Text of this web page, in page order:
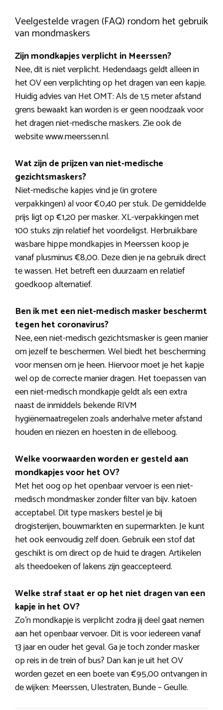
Veelgestelde vragen (FAQ) rondom het gebruik
van mondmaskers
Zijn mondkapjes verplicht in Meerssen?
Nee, dit is niet verplicht. Hedendaags geldt alleen in
het OV een verplichting op het dragen van een kapje.
Huidig advies van Het OMT: Als de 1,5 meter afstand
grens bewaakt kan worden is er geen noodzaak voor
het dragen niet-medische maskers. Zie ook de
website www.meerssen.nl.
Wat zijn de prijzen van niet-medische
gezichtsmaskers?
Niet-medische kapjes vind je (in grotere
verpakkingen) al voor €0,40 per stuk. De gemiddelde
prijs ligt op €1,20 per masker. XL-verpakkingen met
100 stuks zijn relatief het voordeligst. Herbruikbare
wasbare hippe mondkapjes in Meerssen koop je
vanaf plusminus €8,00. Deze dien je na gebruik direct
te wassen. Het betreft een duurzaam en relatief
goedkoop alternatief.
Ben ik met een niet-medisch masker beschermt
tegen het coronavirus?
Nee, een niet-medisch gezichtsmasker is geen manier
om jezelf te beschermen. Wel biedt het bescherming
voor mensen om je heen. Hiervoor moet je het kapje
wel op de correcte manier dragen. Het toepassen van
een niet-medisch mondkapje geldt als een extra
naast de inmiddels bekende RIVM
hygiënemaatregelen zoals anderhalve meter afstand
houden en niezen en hoesten in de elleboog.
Welke voorwaarden worden er gesteld aan
mondkapjes voor het OV?
Met het oog op het openbaar vervoer is een niet-
medisch mondmasker zonder filter van bijv. katoen
acceptabel. Dit type maskers bestel je bij
drogisterijen, bouwmarkten en supermarkten. Je kunt
het ook eenvoudig zelf doen. Gebruik een stof dat
geschikt is om direct op de huid te dragen. Artikelen
als theedoeken of lakens zijn geaccepteerd.
Welke straf staat er op het niet dragen van een
kapje in het OV?
Zo’n mondkapje is verplicht zodra jij deel gaat nemen
aan het openbaar vervoer. Dit is voor iedereen vanaf
13 jaar en ouder het geval. Ga je toch zonder masker
op reis in de trein of bus? Dan kan je uit het OV
worden gezet en een boete van €95,00 ontvangen in
de wijken: Meerssen, Ulestraten, Bunde – Geulle.